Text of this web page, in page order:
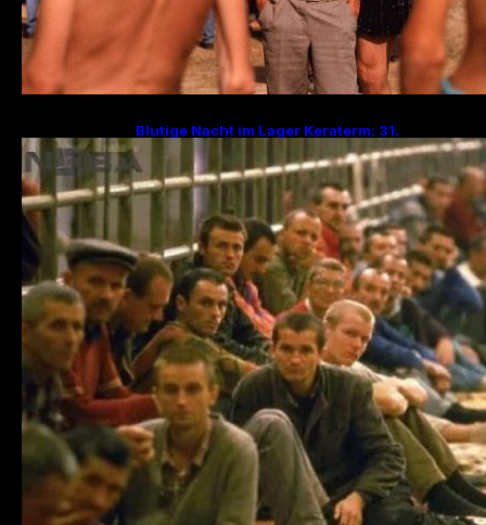
Blutige Nacht im Lager Keraterm: 31.
Jahrestag des Massakers mit 200
Hinrichtungen!